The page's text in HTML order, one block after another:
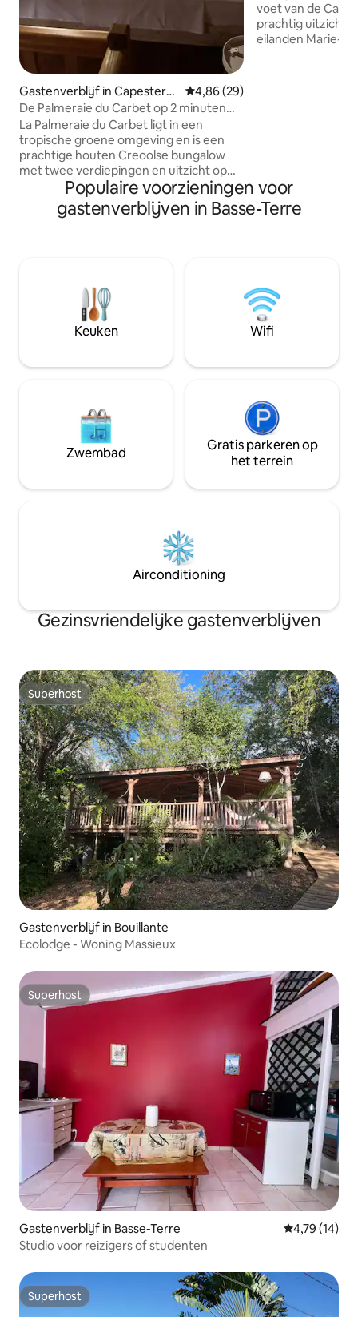
Gastenverblijf in Capesterre
-Belle-Eau
Gemiddelde beoordeling van
4,86 (29)
De Palmeraie du Carbet op 2 minuten
van de 3e waterval.
La Palmeraie du Carbet ligt in een
tropische groene omgeving en is een
prachtige houten Creoolse bungalow
met twee verdiepingen en uitzicht op
zee. Deze accommodatie ligt op 2-3
minuten van de majestueuze 3e Chute
du Carbet, de rivieren Routhier en Fond
du Carbet is een bevoorrecht
toevluchtsoord tussen zee, berg en bos.
Ideaal om tot rust te komen.
voet van de
prachtig uitzicht
eilanden Marie-
Bakkerij/
Saintes pier.
Populaire voorzieningen voor
gastenverblijven in Basse-Terre
Keuken Wifi
Zwembad
Gratis parkeren op
het terrein
Airconditioning
Gezinsvriendelijke gastenverblijven
Superhost
Superhost
Gastenverblijf in Bouillante
Ecolodge - Woning Massieux
Superhost
Superhost
Gastenverblijf in Basse-Terre Gemiddelde
4,79 (14)
Studio voor reizigers of studenten
Superhost
Superhost